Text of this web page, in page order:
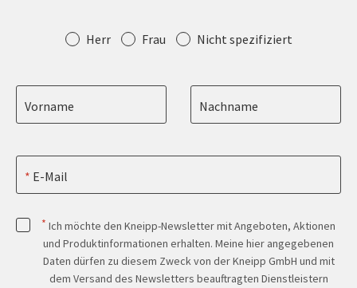
Anrede Herr Frau Nicht spezifiziert
Vorname Nachname
E-Mail
* Ich möchte den Kneipp-Newsletter mit Angeboten, Aktionen
und Produktinformationen erhalten. Meine hier angegebenen
Daten dürfen zu diesem Zweck von der Kneipp GmbH und mit
dem Versand des Newsletters beauftragten Dienstleistern